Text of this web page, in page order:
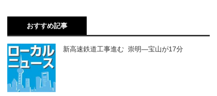
おすすめ記事
新高速鉄道工事進む 崇明―宝山が17分